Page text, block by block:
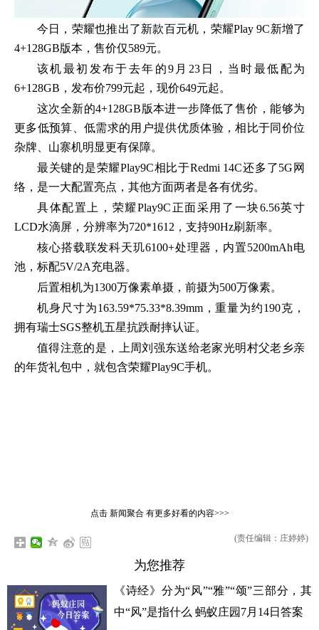
今日，荣耀也推出了新款百元机，荣耀Play 9C新增了
4+128GB版本，售价仅589元。
该机最初发布于去年的9月23日，当时最低配为
6+128GB，发布价799元起，现价649元起。
这次全新的4+128GB版本进一步降低了售价，能够为
更多低预算、低需求的用户提供优质体验，相比于同价位
杂牌、山寨机明显更有保障。
最关键的是荣耀Play9C相比于Redmi 14C还多了5G网
络，是一大配置亮点，其他方面两者是各有优劣。
具体配置上，荣耀Play9C正面采用了一块6.56英寸
LCD水滴屏，分辨率为720*1612，支持90Hz刷新率。
核心搭载联发科天玑6100+处理器，内置5200mAh电
池，标配5V/2A充电器。
后置相机为1300万像素单摄，前摄为500万像素。
机身尺寸为163.59*75.33*8.39mm，重量为约190克，
拥有瑞士SGS整机五星抗跌耐摔认证。
值得注意的是，上周刘强东送给老家光明村父老乡亲
的年货礼包中，就包含荣耀Play9C手机。
点击 新闻聚合有更多好看的内容>>>
(责任编辑：庄婷婷)
为您推荐
《诗经》分为“风”“雅”“颂”三部分，其
中“风”是指什么 蚂蚁庄园7月14日答案